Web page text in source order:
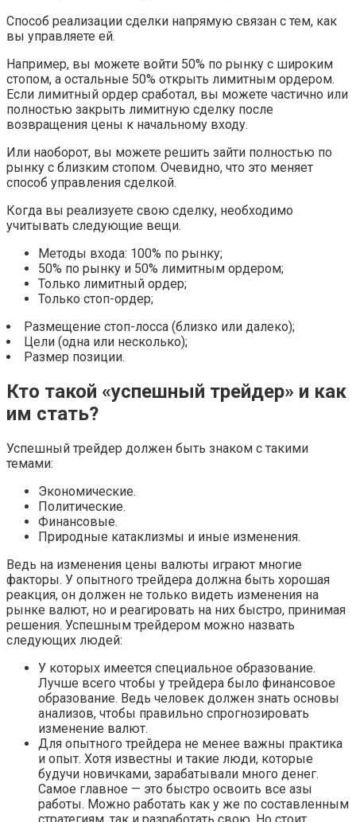
Способ реализации сделки напрямую связан с тем, как
вы управляете ей.
Например, вы можете войти 50% по рынку с широким
стопом, а остальные 50% открыть лимитным ордером.
Если лимитный ордер сработал, вы можете частично или
полностью закрыть лимитную сделку после
возвращения цены к начальному входу.
Или наоборот, вы можете решить зайти полностью по
рынку с близким стопом. Очевидно, что это меняет
способ управления сделкой.
Когда вы реализуете свою сделку, необходимо
учитывать следующие вещи.
Методы входа: 100% по рынку;
50% по рынку и 50% лимитным ордером;
Только лимитный ордер;
Только стоп-ордер;
Размещение стоп-лосса (близко или далеко);
Цели (одна или несколько);
Размер позиции.
Кто такой «успешный трейдер» и как
им стать?
Успешный трейдер должен быть знаком с такими
темами:
Экономические.
Политические.
Финансовые.
Природные катаклизмы и иные изменения.
Ведь на изменения цены валюты играют многие
факторы. У опытного трейдера должна быть хорошая
реакция, он должен не только видеть изменения на
рынке валют, но и реагировать на них быстро, принимая
решения. Успешным трейдером можно назвать
следующих людей:
У которых имеется специальное образование.
Лучше всего чтобы у трейдера было финансовое
образование. Ведь человек должен знать основы
анализов, чтобы правильно спрогнозировать
изменение валют.
Для опытного трейдера не менее важны практика
и опыт. Хотя известны и такие люди, которые
будучи новичками, зарабатывали много денег.
Самое главное — это быстро освоить все азы
работы. Можно работать как у же по составленным